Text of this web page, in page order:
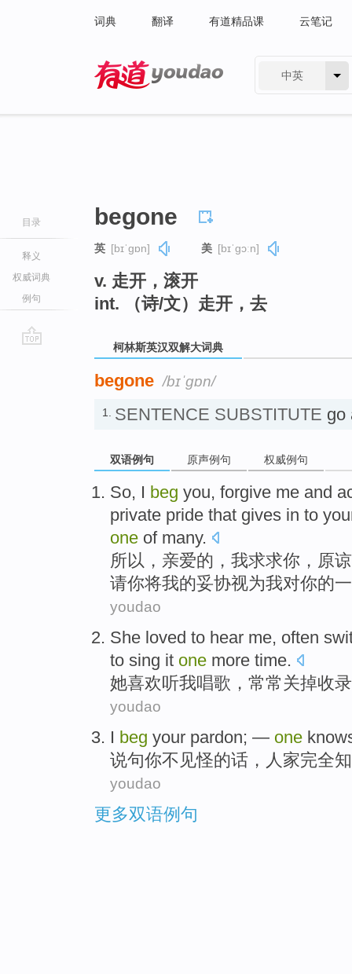
词典 翻译 有道精品课 云笔记
中英
目录
释义
权威词典
例句
begone
英 [bɪˈɡɒn] 美 [bɪˈɡɔːn]
v. 走开，滚开
int. （诗/文）走开，去
柯林斯英汉双解大词典
begone /bɪˈɡɒn/
1. SENTENCE SUBSTITUTE go
双语例句 原声例句 权威例句
So, I beg you, forgive me and
private pride that gives in to
one of many.
所以 ，亲爱的， 我求求你 ， 原谅
请你将我的妥协视为我对你的
youdao
She loved to hear me, often
to sing it one more time.
她喜欢听我唱歌 ， 常常 关掉收
youdao
I beg your pardon; — one
说句你不 见怪的话，人家完全
youdao
更多双语例句